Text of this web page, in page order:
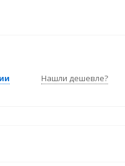
Нашли дешевле?